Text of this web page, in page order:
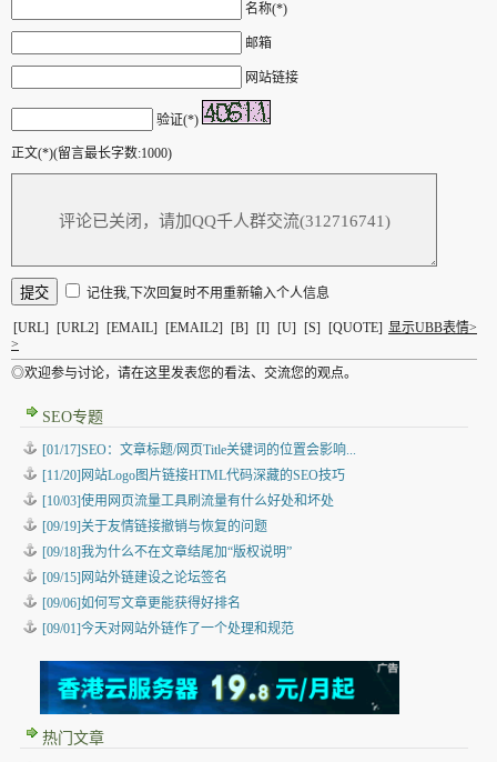
名称(*)
邮箱
网站链接
验证(*)
正文(*)(留言最长字数:1000)
记住我,下次回复时不用重新输入个人信息
[URL] [URL2] [EMAIL] [EMAIL2] [B] [I] [U] [S] [QUOTE] 显示UBB表情>
>
◎欢迎参与讨论，请在这里发表您的看法、交流您的观点。
SEO专题
[01/17]SEO：文章标题/网页Title关键词的位置会影响...
[11/20]网站Logo图片链接HTML代码深藏的SEO技巧
[10/03]使用网页流量工具刷流量有什么好处和坏处
[09/19]关于友情链接撤销与恢复的问题
[09/18]我为什么不在文章结尾加“版权说明”
[09/15]网站外链建设之论坛签名
[09/06]如何写文章更能获得好排名
[09/01]今天对网站外链作了一个处理和规范
热门文章